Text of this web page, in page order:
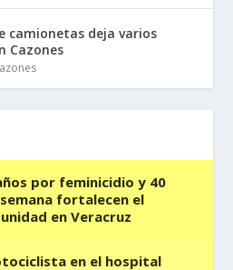
camionetas deja varios
Cazones